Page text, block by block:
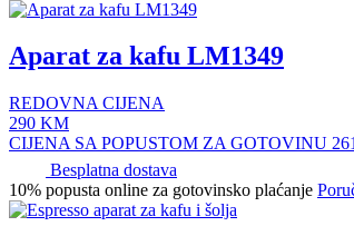
Aparat za kafu LM1349
REDOVNA CIJENA
290 KM
CIJENA SA POPUSTOM ZA GOTOVINU 261
Besplatna dostava
10% popusta online za gotovinsko plaćanje